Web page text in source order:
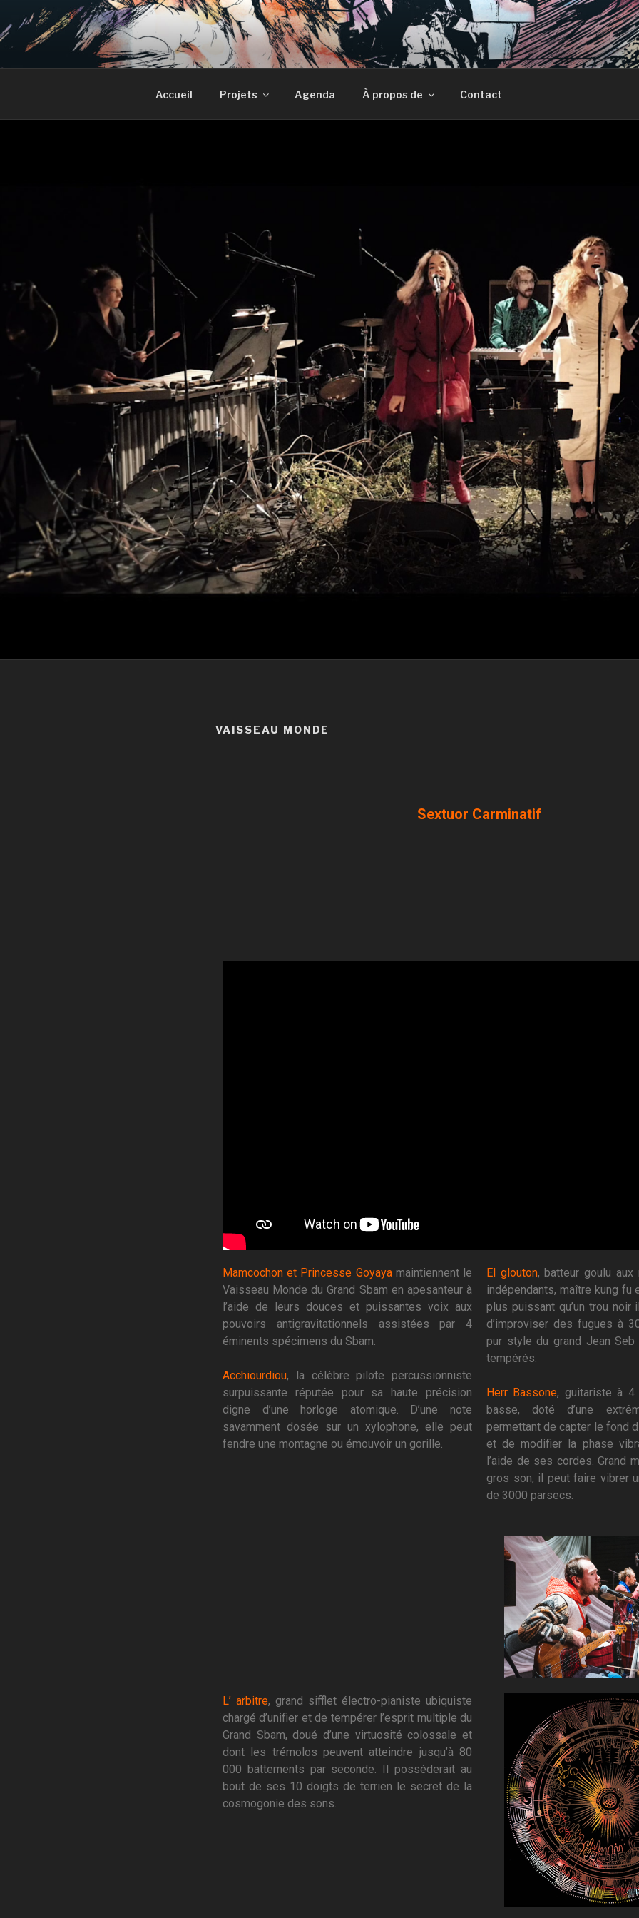
GRAND SBAM
Accueil Projets Agenda À propos de Contact
VAISSEAU MONDE
Sextuor Carminatif
Mamcochon et Princesse Goyayamaintiennent le
Vaisseau Monde du Grand Sbam en apesanteur à
l’aide de leurs douces et puissantes voix aux
pouvoirs antigravitationnels assistées par 4
éminents spécimens du Sbam.
Acchiourdiou, la célèbre pilote percussionniste
surpuissante réputée pour sa haute précision
digne d’une horloge atomique. D’une note
savamment dosée sur un xylophone, elle peut
fendre une montagne ou émouvoir un gorille.
El glouton, batteur goulu
indépendants, maître kung fu
plus puissant qu’un trou
d’improviser des fugues à
pur style du grand Jean
tempérés.
Herr Bassone, guitariste à 4
basse, doté d’une
permettant de capter le fond
et de modifier la phase
l’aide de ses cordes. Grand
gros son, il peut faire vibrer
de 3000 parsecs.
L’ arbitre, grand sifflet électro-pianiste ubiquiste
chargé d’unifier et de tempérer l’esprit multiple du
Grand Sbam, doué d’une virtuosité colossale et
dont les trémolos peuvent atteindre jusqu’à 80
000 battements par seconde. Il posséderait au
bout de ses 10 doigts de terrien le secret de la
cosmogonie des sons.